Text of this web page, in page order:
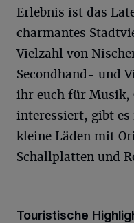
Erlebnis ist das
charmantes
Vielzahl von
Secondhand- und
ihr euch für Musik,
interessiert, gibt es
kleine Läden mit
Schallplatten und
Touristische